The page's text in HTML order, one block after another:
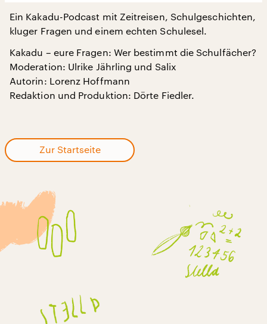
Ein Kakadu-Podcast mit Zeitreisen, Schulgeschichten,
kluger Fragen und einem echten Schulesel.
Kakadu – eure Fragen: Wer bestimmt die Schulfächer?
Moderation: Ulrike Jährling und Salix
Autorin: Lorenz Hoffmann
Redaktion und Produktion: Dörte Fiedler.
Zur Startseite